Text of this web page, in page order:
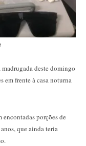
deste domingo
em frente à casa noturna
encontadas porções de
que ainda teria